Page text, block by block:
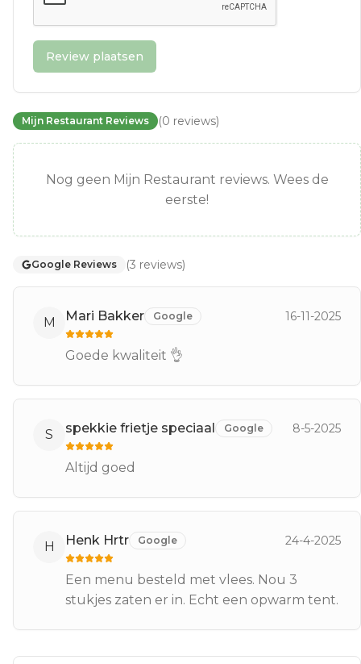
Review plaatsen
Mijn Restaurant Reviews (0 reviews)
Nog geen Mijn Restaurant reviews. Wees de
eerste!
Google Reviews (3 reviews)
M Mari Bakker Google 16-11-2025
Goede kwaliteit 👌
S spekkie frietje speciaal Google 8-5-2025
Altijd goed
H Henk Hrtr Google 24-4-2025
Een menu besteld met vlees. Nou 3
stukjes zaten er in. Echt een opwarm tent.